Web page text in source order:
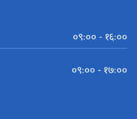
०९:०० - १६:००
०९:०० - १७:००